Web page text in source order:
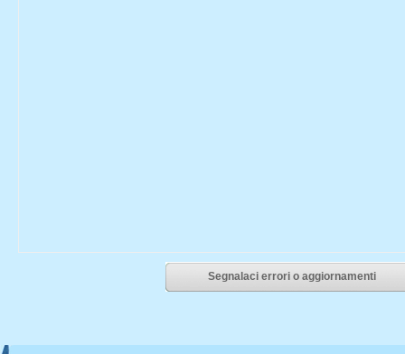
Segnalaci errori o aggiornamenti